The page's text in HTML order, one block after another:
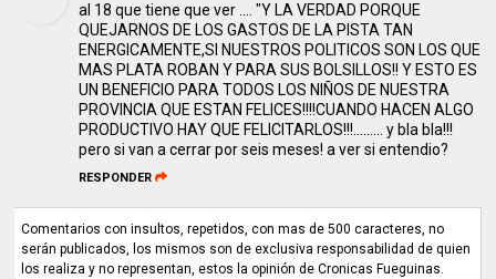
al 18 que tiene que ver .... "Y LA VERDAD PORQUE
QUEJARNOS DE LOS GASTOS DE LA PISTA TAN
ENERGICAMENTE,SI NUESTROS POLITICOS SON LOS QUE
MAS PLATA ROBAN Y PARA SUS BOLSILLOS!! Y ESTO ES
UN BENEFICIO PARA TODOS LOS NIÑOS DE NUESTRA
PROVINCIA QUE ESTAN FELICES!!!!CUANDO HACEN ALGO
PRODUCTIVO HAY QUE FELICITARLOS!!!......... y bla bla!!!
pero si van a cerrar por seis meses! a ver si entendio?
RESPONDER
Comentarios con insultos, repetidos, con mas de 500 caracteres, no
serán publicados, los mismos son de exclusiva responsabilidad de quien
los realiza y no representan, estos la opinión de Cronicas Fueguinas.